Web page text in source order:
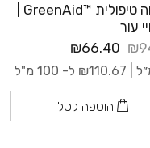
עור
₪66.40
₪110.67 ל- 100 מ"ל
הוספה לסל